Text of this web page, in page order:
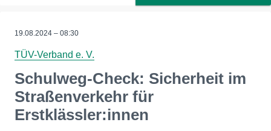
19.08.2024 – 08:30
TÜV-Verband e. V.
Schulweg-Check: Sicherheit im
Straßenverkehr für
Erstklässler:innen